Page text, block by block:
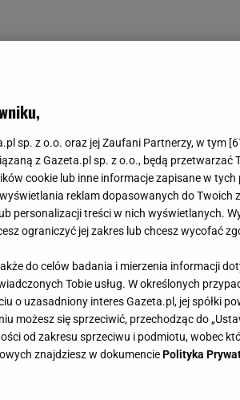
Ta grupa nie musi
sp. z o.o. oraz jej Zaufani Partnerzy, w tym [
z Gazeta.pl sp. z o.o., będą przetwarzać
cookie lub inne informacje zapisane w tych
reklam dopasowanych do Twoich
personalizacji treści w nich wyświetlanych.
ograniczyć jej zakres lub chcesz wycofać
do celów badania i mierzenia informacji
Tobie usług. W określonych
o uzasadniony interes Gazeta.pl, jej spółki
możesz się sprzeciwić, przechodząc do
od zakresu sprzeciwu i podmiotu, wobec
znajdziesz w dokumenciePolityka